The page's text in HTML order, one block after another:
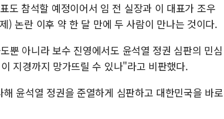
도 참석할 예정이어서 임 전 실장과 이 대표가 조우
) 논란 이후 약 한 달 만에 두 사람이 만나는 것이다.
뿐 아니라 보수 진영에서도 윤석열 정권 심판의 민심
지경까지 망가뜨릴 수 있나"라고 비판했다.
윤석열 정권을 준열하게 심판하고 대한민국을 바로